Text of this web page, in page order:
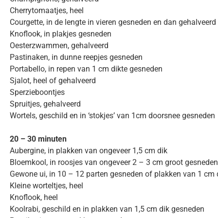
Cherrytomaatjes, heel
Courgette, in de lengte in vieren gesneden en dan gehalveerd
Knoflook, in plakjes gesneden
Oesterzwammen, gehalveerd
Pastinaken, in dunne reepjes gesneden
Portabello, in repen van 1 cm dikte gesneden
Sjalot, heel of gehalveerd
Sperzieboontjes
Spruitjes, gehalveerd
Wortels, geschild en in ‘stokjes’ van 1cm doorsnee gesneden
20 – 30 minuten
Aubergine, in plakken van ongeveer 1,5 cm dik
Bloemkool, in roosjes van ongeveer 2 – 3 cm groot gesneden
Gewone ui, in 10 – 12 parten gesneden of plakken van 1 cm
Kleine worteltjes, heel
Knoflook, heel
Koolrabi, geschild en in plakken van 1,5 cm dik gesneden